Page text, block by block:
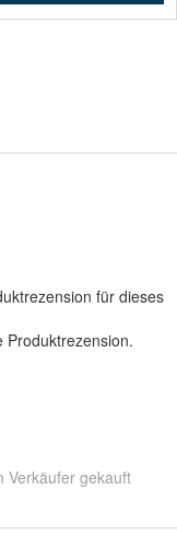
für dieses
Produktrezension.
Verkäufer gekauft